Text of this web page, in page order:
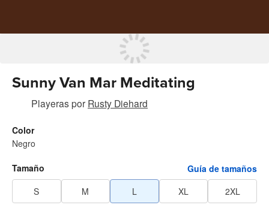
Sunny Van Mar Meditating
Playeraspor Rusty Diehard
Color
Negro
Tamaño
Guía de tamaños
S
M L XL
2XL